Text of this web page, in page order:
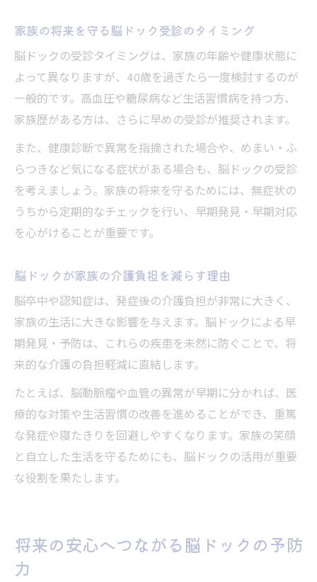
家族の将来を守る脳ドック受診のタイミング
脳ドックの受診タイミングは、家族の年齢や健康状態に
よって異なりますが、40歳を過ぎたら一度検討するのが
一般的です。高血圧や糖尿病など生活習慣病を持つ方、
家族歴がある方は、さらに早めの受診が推奨されます。
また、健康診断で異常を指摘された場合や、めまい・ふ
らつきなど気になる症状がある場合も、脳ドックの受診
を考えましょう。家族の将来を守るためには、無症状の
うちから定期的なチェックを行い、早期発見・早期対応
を心がけることが重要です。
脳ドックが家族の介護負担を減らす理由
脳卒中や認知症は、発症後の介護負担が非常に大きく、
家族の生活に大きな影響を与えます。脳ドックによる早
期発見・予防は、これらの疾患を未然に防ぐことで、将
来的な介護の負担軽減に直結します。
たとえば、脳動脈瘤や血管の異常が早期に分かれば、医
療的な対策や生活習慣の改善を進めることができ、重篤
な発症や寝たきりを回避しやすくなります。家族の笑顔
と自立した生活を守るためにも、脳ドックの活用が重要
な役割を果たします。
将来の安心へつながる脳ドックの予防
力